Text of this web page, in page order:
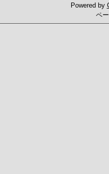
Powered by
ペ